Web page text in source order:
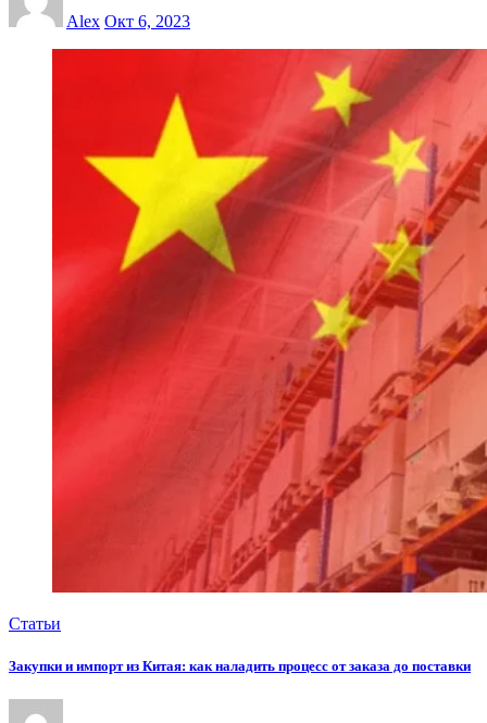
Alex Окт 6, 2023
Статьи
Закупки и импорт из Китая: как наладить процесс от заказа до поставки